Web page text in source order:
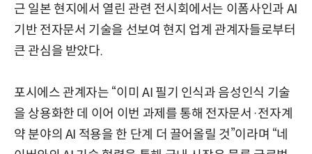
근 일본 현지에서 열린 관련 전시회에서는 이폼사인과 AI
기반 전자문서 기술을 선보여 현지 업계 관계자들로부터
큰 관심을 받았다.
포시에스 관계자는 “이미 AI 필기 인식과 음성인식 기술
을 상용화한 데 이어 이번 과제를 통해 전자문서·전자계
약 분야의 AI 적용을 한 단계 더 끌어올릴 것”이라며 “네